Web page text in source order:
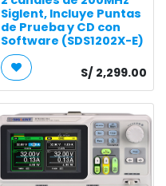
Siglent, Incluye Puntas
de Prueba y CD con
Software (SDS1202X-E)
S/ 2,299.00